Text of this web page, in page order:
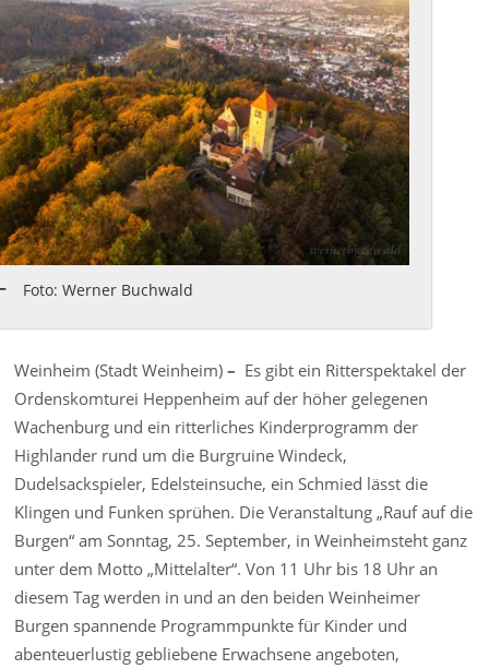
Foto: Werner Buchwald
Weinheim (Stadt Weinheim)– Es gibt ein Ritterspektakel der
Ordenskomturei Heppenheim auf der höher gelegenen
Wachenburg und ein ritterliches Kinderprogramm der
Highlander rund um die Burgruine Windeck,
Dudelsackspieler, Edelsteinsuche, ein Schmied lässt die
Klingen und Funken sprühen. Die Veranstaltung „Rauf auf die
Burgen“ am Sonntag, 25. September, in Weinheimsteht ganz
unter dem Motto „Mittelalter“. Von 11 Uhr bis 18 Uhr an
diesem Tag werden in und an den beiden Weinheimer
Burgen spannende Programmpunkte für Kinder und
abenteuerlustig gebliebene Erwachsene angeboten,